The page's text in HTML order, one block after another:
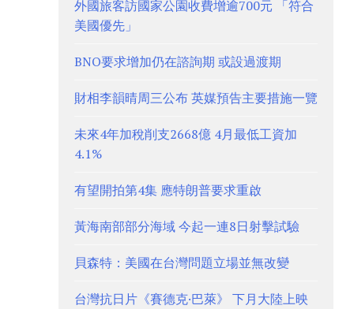
外國旅客訪國家公園收費增逾700元 「符合
美國優先」
BNO要求增加仍在諮詢期 或設過渡期
財相李韻晴周三公布 英媒預告主要措施一覽
未來4年加稅削支2668億 4月最低工資加
4.1%
有望開拍第4集 應特朗普要求重啟
黃海南部部分海域 今起一連8日射擊試驗
貝森特：美國在台灣問題立場並無改變
台灣抗日片《賽德克·巴萊》 下月大陸上映